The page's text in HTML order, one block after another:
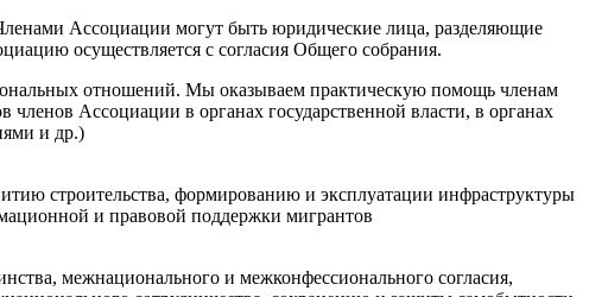
Ассоциации могут быть юридические лица, разделяющие
осуществляется с согласия Общего собрания.
отношений. Мы оказываем практическую помощь членам
Ассоциации в органах государственной власти, в органах
и др.)
строительства, формированию и эксплуатации инфраструктуры
и правовой поддержки мигрантов
межнационального и межконфессионального согласия,